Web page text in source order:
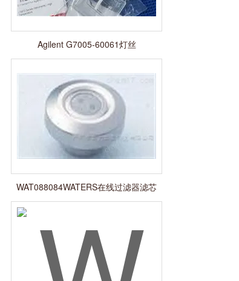
Agilent G7005-60061灯丝
WAT088084WATERS在线过滤器滤芯